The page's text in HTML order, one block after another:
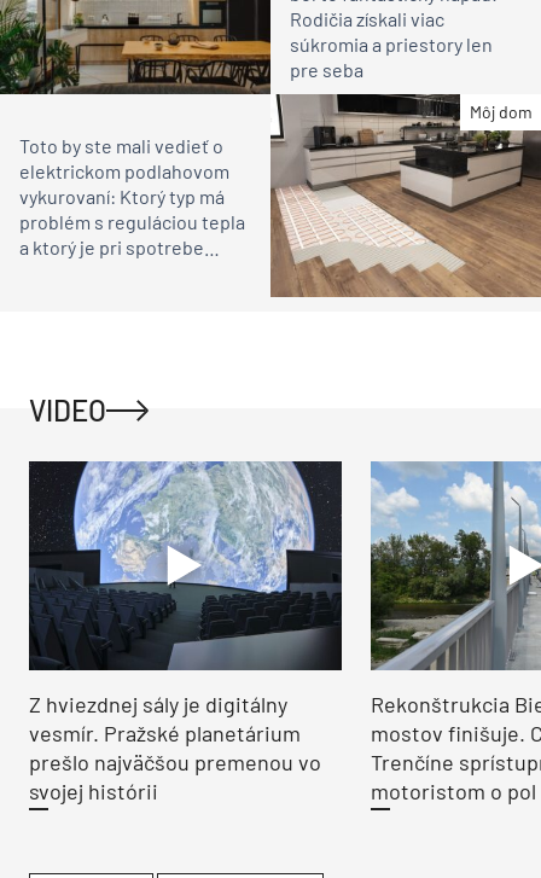
Rodičia získali viac
súkromia a priestory len
pre seba
Môj dom
Toto by ste mali vedieť o
elektrickom podlahovom
vykurovaní: Ktorý typ má
problém s reguláciou tepla
a ktorý je pri spotrebe
VIDEO
Z hviezdnej sály je digitálny
vesmír. Pražské planetárium
prešlo najväčšou premenou vo
svojej histórii
Rekonštrukcia
mostov finišuje.
Trenčíne
motoristom o pol